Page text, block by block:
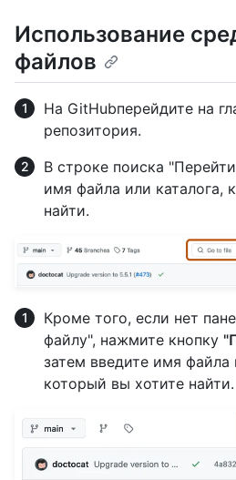
Использование
файлов
На GitHubперейдите на
репозитория.
В строке поиска
имя файла или каталога,
найти.
Кроме того, если нет
файлу", нажмите кнопку
затем введите имя файла
который вы хотите найти.